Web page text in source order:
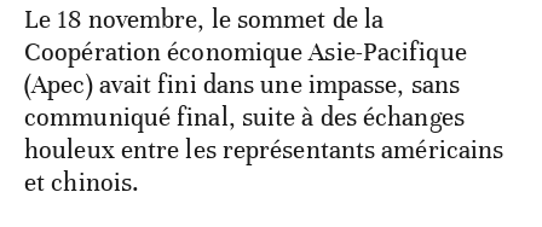
Le 18 novembre, le sommet de la
Coopération économique Asie-Pacifique
(Apec) avait fini dans une impasse, sans
communiqué final, suite à des échanges
houleux entre les représentants américains
et chinois.